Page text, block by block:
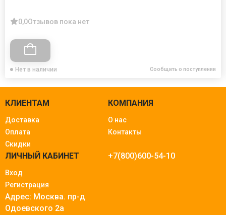
0,0Отзывов пока нет
Нет в наличии Сообщить о поступлении
КЛИЕНТАМ
Доставка
Оплата
Скидки
КОМПАНИЯ
О нас
Контакты
ЛИЧНЫЙ КАБИНЕТ
Вход
Регистрация
+7(800)600-54-10
Адрес: Москва. пр-д
Одоевского 2а